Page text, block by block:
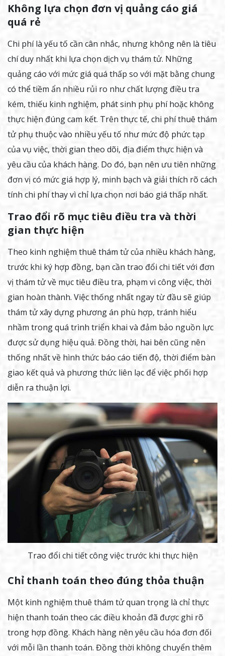
Không lựa chọn đơn vị quảng cáo giá
quá rẻ
Chi phí là yếu tố cần cân nhắc, nhưng không nên là tiêu
chí duy nhất khi lựa chọn dịch vụ thám tử. Những
quảng cáo với mức giá quá thấp so với mặt bằng chung
có thể tiềm ẩn nhiều rủi ro như chất lượng điều tra
kém, thiếu kinh nghiệm, phát sinh phụ phí hoặc không
thực hiện đúng cam kết. Trên thực tế, chi phí thuê thám
tử phụ thuộc vào nhiều yếu tố như mức độ phức tạp
của vụ việc, thời gian theo dõi, địa điểm thực hiện và
yêu cầu của khách hàng. Do đó, bạn nên ưu tiên những
đơn vị có mức giá hợp lý, minh bạch và giải thích rõ cách
tính chi phí thay vì chỉ lựa chọn nơi báo giá thấp nhất.
Trao đổi rõ mục tiêu điều tra và thời
gian thực hiện
Theo kinh nghiệm thuê thám tử của nhiều khách hàng,
trước khi ký hợp đồng, bạn cần trao đổi chi tiết với đơn
vị thám tử về mục tiêu điều tra, phạm vi công việc, thời
gian hoàn thành. Việc thống nhất ngay từ đầu sẽ giúp
thám tử xây dựng phương án phù hợp, tránh hiểu
nhầm trong quá trình triển khai và đảm bảo nguồn lực
được sử dụng hiệu quả. Đồng thời, hai bên cũng nên
thống nhất về hình thức báo cáo tiến độ, thời điểm bàn
giao kết quả và phương thức liên lạc để việc phối hợp
diễn ra thuận lợi.
Trao đổi chi tiết công việc trước khi thực hiện
Chỉ thanh toán theo đúng thỏa thuận
Một kinh nghiệm thuê thám tử quan trọng là chỉ thực
hiện thanh toán theo các điều khoản đã được ghi rõ
trong hợp đồng. Khách hàng nên yêu cầu hóa đơn đối
với mỗi lần thanh toán. Đồng thời không chuyển thêm